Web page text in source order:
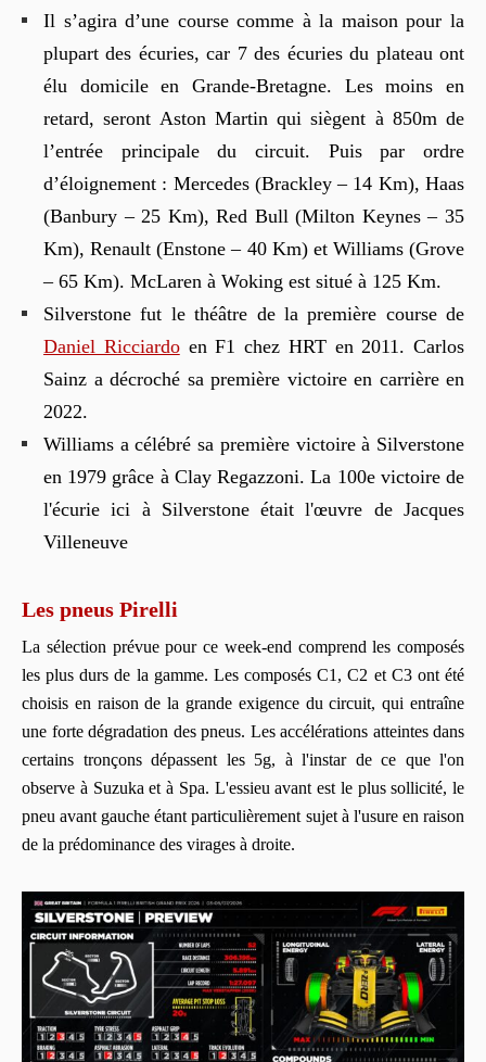
Il s’agira d’une course comme à la maison pour la
plupart des écuries, car 7 des écuries du plateau ont
élu domicile en Grande-Bretagne. Les moins en
retard, seront Aston Martin qui siègent à 850m de
l’entrée principale du circuit. Puis par ordre
d’éloignement : Mercedes (Brackley – 14 Km), Haas
(Banbury – 25 Km), Red Bull (Milton Keynes – 35
Km), Renault (Enstone – 40 Km) et Williams (Grove
– 65 Km). McLaren à Woking est situé à 125 Km.
Silverstone fut le théâtre de la première course de
Daniel Ricciardoen F1 chez HRT en 2011. Carlos
Sainz a décroché sa première victoire en carrière en
2022.
Williams a célébré sa première victoire à Silverstone
en 1979 grâce à Clay Regazzoni. La 100e victoire de
l'écurie ici à Silverstone était l'œuvre de Jacques
Villeneuve
Les pneus Pirelli
La sélection prévue pour ce week-end comprend les composés
les plus durs de la gamme. Les composés C1, C2 et C3 ont été
choisis en raison de la grande exigence du circuit, qui entraîne
une forte dégradation des pneus. Les accélérations atteintes dans
certains tronçons dépassent les 5g, à l'instar de ce que l'on
observe à Suzuka et à Spa. L'essieu avant est le plus sollicité, le
pneu avant gauche étant particulièrement sujet à l'usure en raison
de la prédominance des virages à droite.